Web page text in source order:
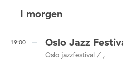
I morgen
19:00 Oslo Jazz
Oslo jazzfestival / ,